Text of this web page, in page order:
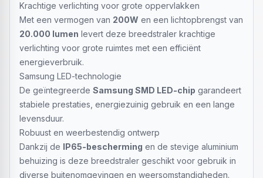
Krachtige verlichting voor grote oppervlakken
Met een vermogen van 200W en een lichtopbrengst van
20.000 lumen levert deze breedstraler krachtige
verlichting voor grote ruimtes met een efficiënt
energieverbruik.
Samsung LED-technologie
De geïntegreerde Samsung SMD LED-chip garandeert
stabiele prestaties, energiezuinig gebruik en een lange
levensduur.
Robuust en weerbestendig ontwerp
Dankzij de IP65-bescherming en de stevige aluminium
behuizing is deze breedstraler geschikt voor gebruik in
diverse buitenomgevingen en weersomstandigheden.